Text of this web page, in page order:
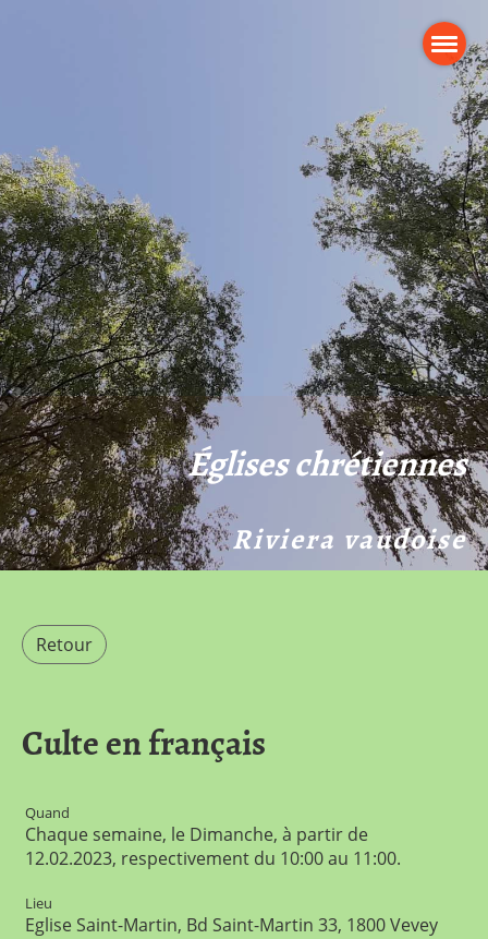
Églises chrétiennes
Riviera vaudoise
Retour
Culte en français
Quand
Chaque semaine, le Dimanche, à partir de
12.02.2023, respectivement du 10:00 au 11:00.
Lieu
Eglise Saint-Martin, Bd Saint-Martin 33, 1800 Vevey